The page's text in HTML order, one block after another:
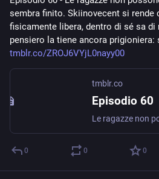
sembra finito. Skiinovecent si rende
fisicamente libera, dentro di sé sa di
tmblr.co/ZROJ6VYjL0nayy00
tmblr.co
Episodio 60
0 0 0